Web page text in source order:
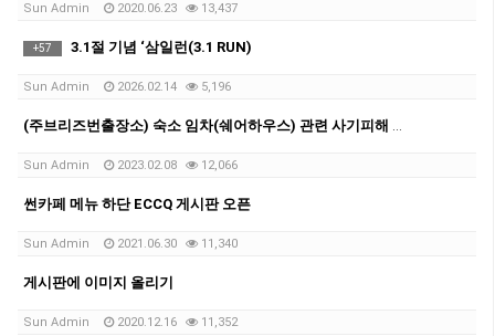
Sun Admin 2020.06.23 13,437
+57 3.1절 기념 ‘삼일런(3.1 RUN)
Sun Admin 2026.02.14 5,196
(주브리즈번출장소) 숙소 임차(쉐어하우스) 관련 사기피해 유의 안내문
Sun Admin 2023.02.08 12,066
썬카페 메뉴 하단 ECCQ 게시판 오픈
Sun Admin 2021.06.30 11,340
게시판에 이미지 올리기
Sun Admin 2020.12.16 11,352